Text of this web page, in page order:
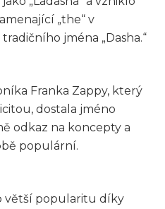
„the“ v
jména „Dasha.“
Franka Zappy, který
dostala jméno
odkaz na koncepty a
populární.
větší popularitu díky